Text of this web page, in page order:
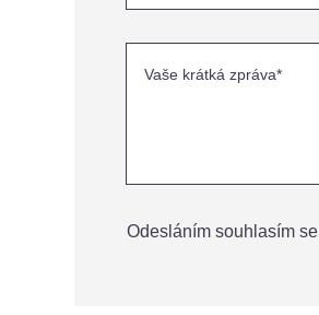
Odesláním souhlasím se